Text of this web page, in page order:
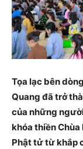
Tọa lạc bên
Quang đã trở
của những
khóa thiền
Phật tử từ khắp